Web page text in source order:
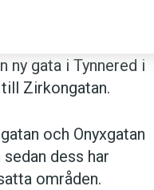
ny gata i Tynnered i
Zirkongatan.
och Onyxgatan
dess har
områden.